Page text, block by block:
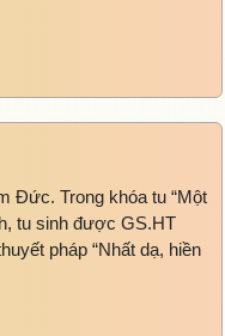
Đức. Trong khóa tu “Một
tu sinh được GS.HT
pháp “Nhất dạ, hiền